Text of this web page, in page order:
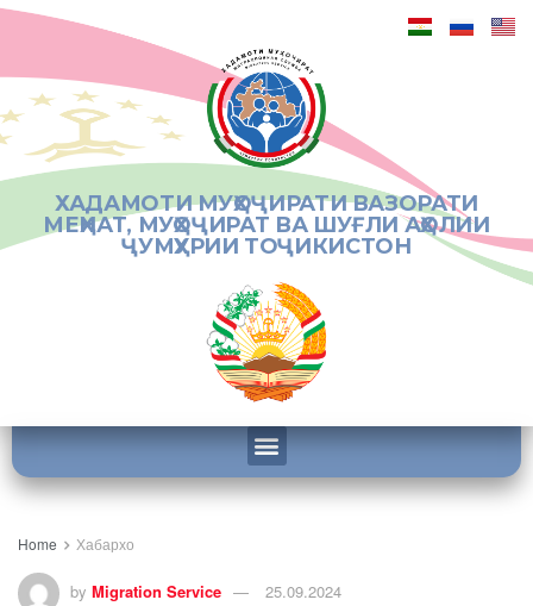
ХАДАМОТИ МУҲОҶИРАТИ ВАЗОРАТИ
МЕҲНАТ, МУҲОҶИРАТ ВА ШУҒЛИ АҲОЛИИ
ҶУМҲУРИИ ТОҶИКИСТОН
Home Хабархо
by Migration Service 25.09.2024